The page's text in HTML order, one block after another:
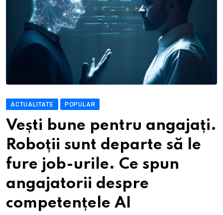
ACTUALITATE POPULAR
Vești bune pentru angajați.
Roboții sunt departe să le
fure job-urile. Ce spun
angajatorii despre
competențele AI